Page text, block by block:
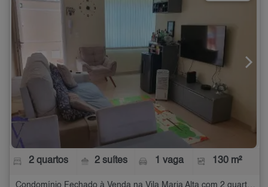
2 quartos 2 suítes 1 vaga 130 m²